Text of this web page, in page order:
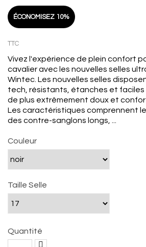
ÉCONOMISEZ 10%
TTC
Vivez l'expérience de plein confort
cavalier avec les nouvelles selles
Wintec. Les nouvelles selles
tech, résistants, étanches et
de plus extrêmement doux et
Les caractéristiques comprennent
des contre-sanglons longs, ...
Couleur
Taille Selle
Quantité